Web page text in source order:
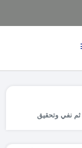
نفي وتحقيق